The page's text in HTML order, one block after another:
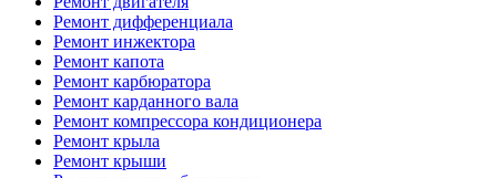
Ремонт дифференциала
Ремонт инжектора
Ремонт капота
Ремонт карбюратора
Ремонт карданного вала
Ремонт компрессора кондиционера
Ремонт крыла
Ремонт крыши